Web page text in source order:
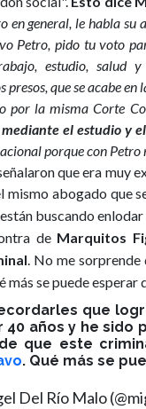
en general, le habla
Petro, pido tu voto
estudio,
presos, que se acabe
por la misma Corte
el estudio y
porque con Petro
que era muy
mismo abogado que
buscando
de Marquitos
. No me sorprende
más se puede esperar
que
40 años y he sido
que este
. Qué más se
Del Río Malo